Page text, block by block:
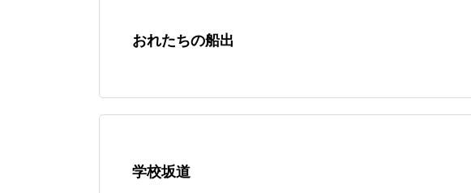
おれたちの船出
学校坂道